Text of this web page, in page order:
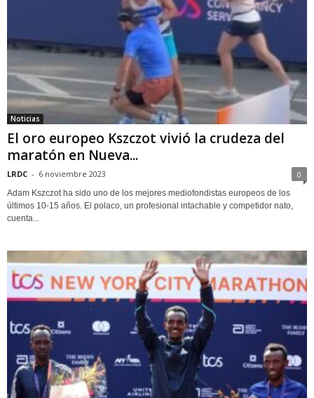
Noticias
El oro europeo Kszczot vivió la crudeza del
maratón en Nueva...
LRDC - 6 noviembre 2023 0
Adam Kszczot ha sido uno de los mejores mediofondistas europeos de los
últimos 10-15 años. El polaco, un profesional intachable y competidor nato,
cuenta...